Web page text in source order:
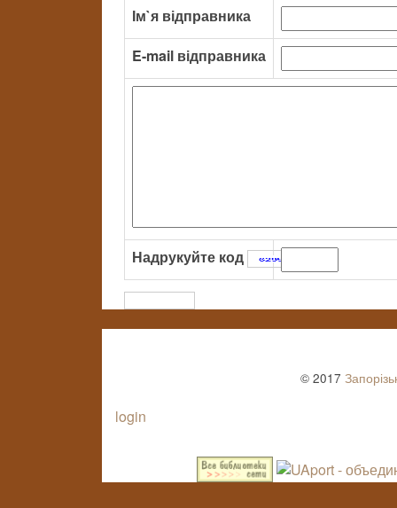
Ім`я відправника
E-mail відправника
Надрукуйте код
© 2017
login